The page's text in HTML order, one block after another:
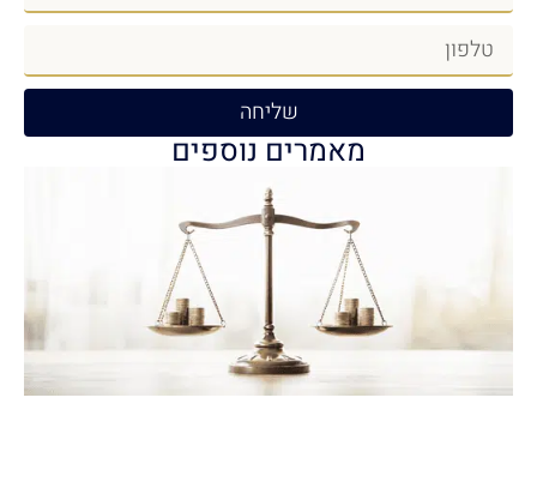
שליחה
מאמרים נוספים